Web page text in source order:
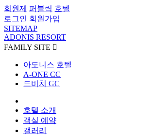
회원제 퍼블릭 호텔
로그인 회원가입
SITEMAP
ADONIS RESORT
FAMILY SITE 
아도니스 호텔
A-ONE CC
드비치 GC
호텔 소개
객실 예약
갤러리